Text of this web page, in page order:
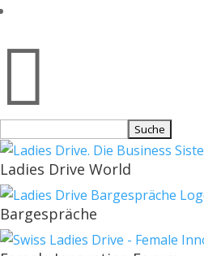

nach:
Ladies Drive World
Bargespräche